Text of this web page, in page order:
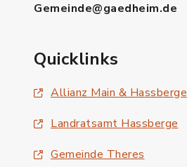
Gemeinde@gaedheim.de
Quicklinks
Allianz Main & Hassberge
Landratsamt Hassberge
Gemeinde Theres